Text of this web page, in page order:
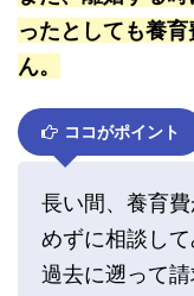
ったとしても養
ん。
ココがポイント
長い間、養育
めずに相談して
過去に遡って請